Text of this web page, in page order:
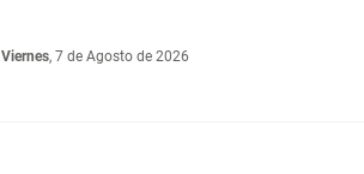
Viernes, 7 de Agosto de 2026